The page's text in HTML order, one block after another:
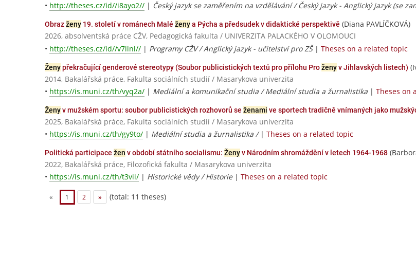
• http://theses.cz/id//i8ayo2// | Český jazyk se zaměřením na vzdělávání / Český jazyk - Anglický jazyk (se
Obrazženy 19. století v románech Malé ženya Pýcha a předsudek v didaktické perspektivě (Diana PAVLÍČKOVÁ)
2026, absolventská práce CŽV, Pedagogická fakulta / UNIVERZITA PALACKÉHO V OLOMOUCI
• http://theses.cz/id//v7llnl// | Programy CŽV / Anglický jazyk - učitelství pro ZŠ| Theses on a related topic
Ženypřekračující genderové stereotypy (Soubor publicistických textů pro přílohu Proženyv Jihlavských listech)
2014, Bakalářská práce, Fakulta sociálních studií / Masarykova univerzita
• https://is.muni.cz/th/vyq2a/ | Mediální a komunikační studia / Mediální studia a žurnalistika | Theses on
Ženyv mužském sportu: soubor publicistických rozhovorů se ženami ve sportech tradičně vnímaných jako
2025, Bakalářská práce, Fakulta sociálních studií / Masarykova univerzita
• https://is.muni.cz/th/gy9to/ | Mediální studia a žurnalistika / | Theses on a related topic
Politická participace žen v období státního socialismu: Ženyv Národním shromáždění v letech 1964-1968
2022, Bakalářská práce, Filozofická fakulta / Masarykova univerzita
• https://is.muni.cz/th/t3vii/ | Historické vědy / Historie| Theses on a related topic
« 1 2 » (total: 11 theses)